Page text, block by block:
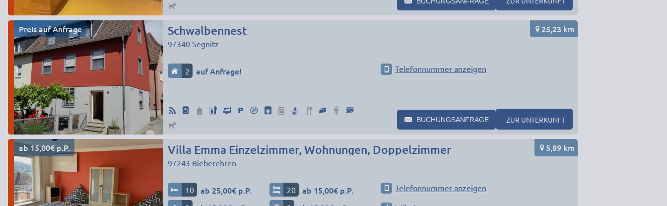
Preis auf Anfrage Schwalbennest
97340 Segnitz
25,23 km
2 auf Anfrage! Telefonnummer anzeigen
BUCHUNGSANFRAGE ZUR UNTERKUNFT
ab 15,00€ p.P. Villa Emma Einzelzimmer, Wohnungen, Doppelzimmer
97243 Bieberehren
5,89 km
10 ab 25,00€ p.P. 20 ab 15,00€ p.P. Telefonnummer anzeigen